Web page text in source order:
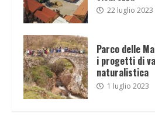
22 luglio 2023
Parco delle
i progetti di
naturalistica
1 luglio 2023